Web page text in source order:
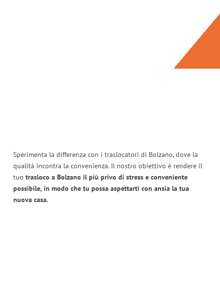
Sperimenta la differenza con i traslocatori di Bolzano, dove la
qualità incontra la convenienza. Il nostro obiettivo è rendere il
tuo trasloco a Bolzano il più privo di stress e conveniente
possibile, in modo che tu possa aspettarti con ansia la tua
nuova casa.